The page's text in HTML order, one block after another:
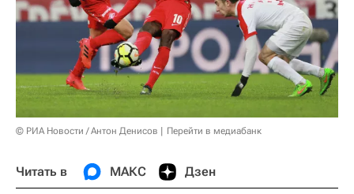
© РИА Новости / Антон Денисов Перейти в медиабанк
Читать в МАКС Дзен